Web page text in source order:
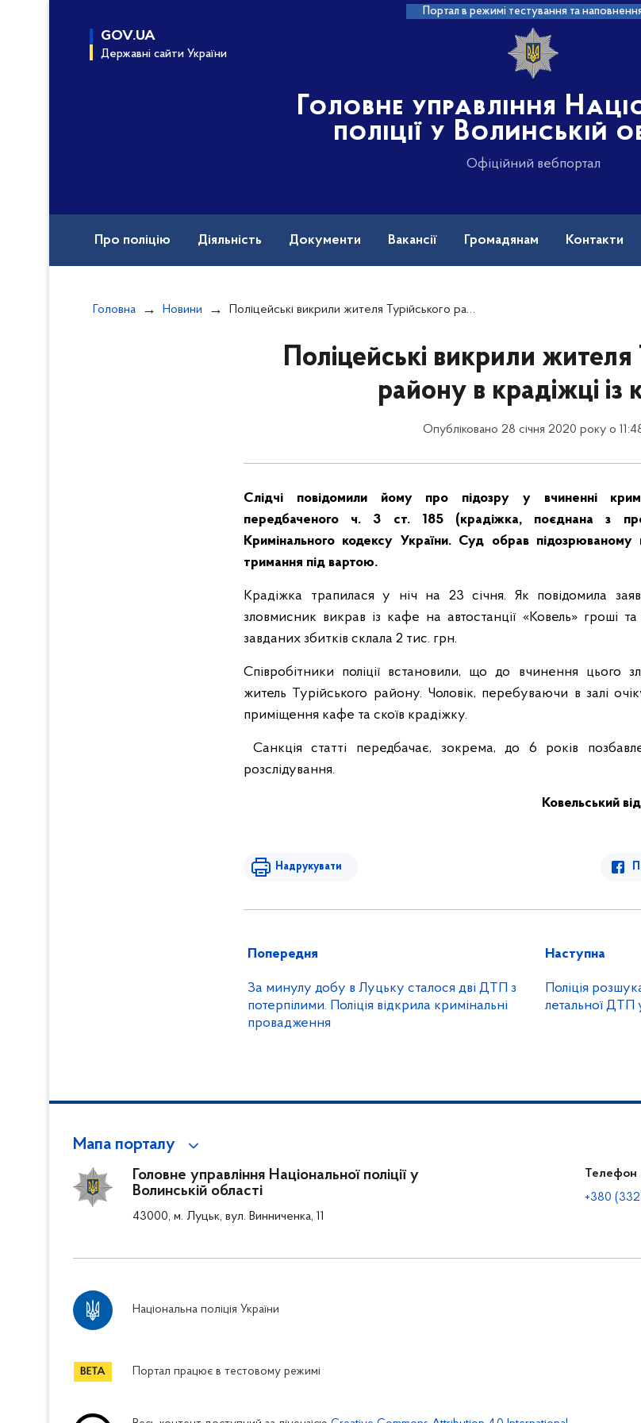
Портал в режимі тестування та
GOV.UA
Державні сайти України
Головне управління
поліції у Волинській
Офіційний вебпортал
Про поліцію Діяльність Документи Вакансії Громадянам Контакти
Головна Новини Поліцейські викрили жителя Турійського району в крадіжці із кафе
Поліцейські викрили жителя
району в крадіжці із
Опубліковано 28 січня 2020 року о
Слідчі повідомили йому про підозру у вчиненні
передбаченого ч. 3 ст. 185 (крадіжка, поєднана з
Кримінального кодексу України. Суд обрав
тримання під вартою.
Крадіжка трапилася у ніч на 23 січня. Як повідомила
зловмисник викрав із кафе на автостанції «Ковель» гроші
завданих збитків склала 2 тис. грн.
Співробітники поліції встановили, що до вчинення цього
житель Турійського району. Чоловік, перебуваючи в залі
приміщення кафе та скоїв крадіжку.
Санкція статті передбачає, зокрема, до 6 років
розслідування.
Ковельський
Надрукувати
Попередня
За минулу добу в Луцьку сталося дві ДТП з
потерпілими. Поліція відкрила кримінальні
провадження
Наступна
Поліція
летальної
Мапа порталу
Головне управління Національної поліції у
Волинській області
43000, м. Луцьк, вул. Винниченка, 11
Телефон
+380
Національна поліція України
Портал працює в тестовому режимі